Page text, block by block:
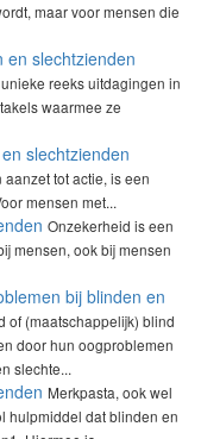
maar voor mensen die
en slechtzienden
reeks uitdagingen in
waarmee ze
slechtzienden
tot actie, is een
mensen met...
Onzekerheid is een
mensen, ook bij mensen
bij blinden en
of (maatschappelijk) blind
door hun oogproblemen
slechte...
Merkpasta, ook wel
hulpmiddel dat blinden en